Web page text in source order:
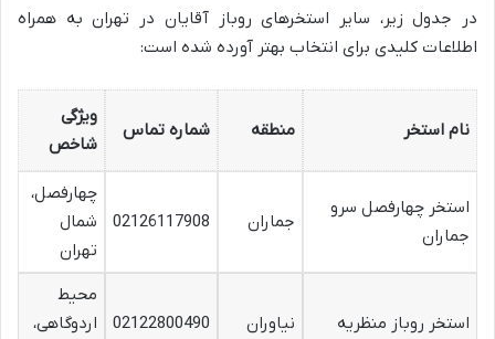
در جدول زیر، سایر استخرهای روباز آقایان در تهران به همراه
اطلاعات کلیدی برای انتخاب بهتر آورده شده است:
نام استخر منطقه شماره تماس
ویژگی
شاخص
استخر چهارفصل سرو
جماران
جماران 02126117908
چهارفصل،
شمال
تهران
استخر روباز منظریه نیاوران 02122800490
محیط
اردوگاهی،